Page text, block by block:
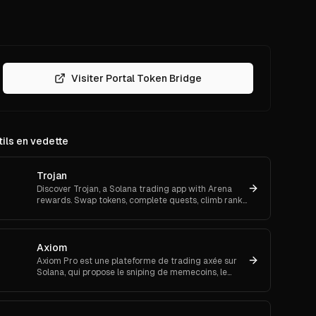
Visiter Portal Token Bridge
en vedette
Trojan
Discover Trojan, a Solana trading app with Arena
rewards. Swap tokens, complete quests, climb ranks,
start earn
Axiom
Axiom Pro est une plateforme de trading axée sur
Solana, qui propose le sniping de memecoins, le